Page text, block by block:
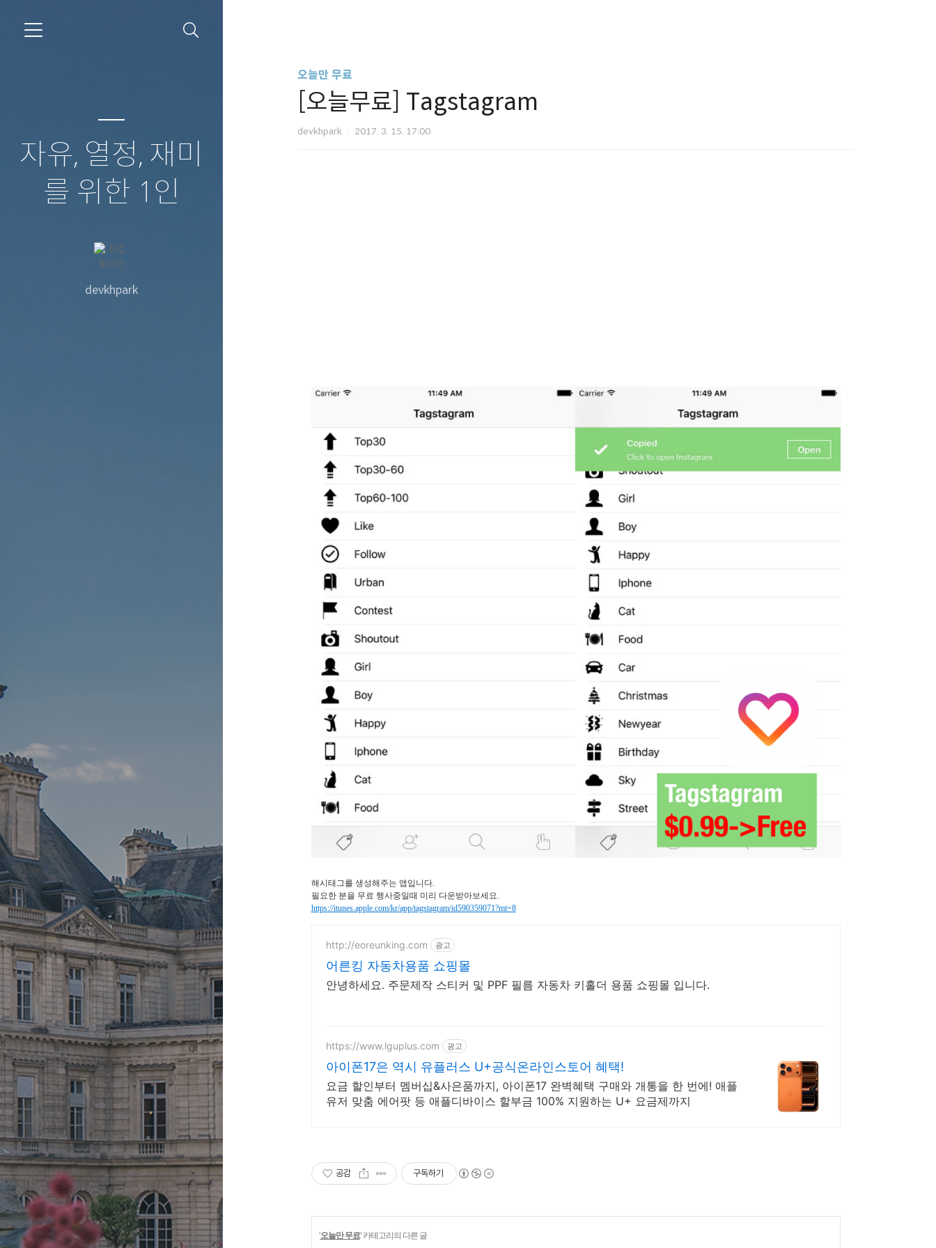
자유, 열정, 재미
를 위한 1인
devkhpark
오늘만 무료
[오늘무료] Tagstagram
devkhpark 2017. 3. 15. 17:00
해시태그를 생성해주는 앱입니다.
필요한 분을 무료 행사중일때 미리 다운받아보세요.
https://itunes.apple.com/kr/app/tagstagram/id590359071?mt=8
http://eoreunking.com 광고
어른킹 자동차용품 쇼핑몰
안녕하세요. 주문제작 스티커 및 PPF 필름 자동차 키홀더 용품 쇼핑몰 입니다.
https://www.lguplus.com 광고
아이폰17은 역시 유플러스 U+공식온라인스토어 혜택!
요금 할인부터 멤버십&사은품까지, 아이폰17 완벽혜택 구매와 개통을 한 번에! 애플
유저 맞춤 에어팟 등 애플디바이스 할부금 100% 지원하는 U+ 요금제까지
공감 구독하기
'오늘만 무료' 카테고리의 다른 글